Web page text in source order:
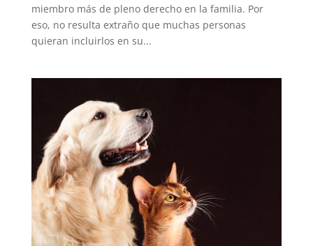
miembro más de pleno derecho en la familia. Por
eso, no resulta extraño que muchas personas
quieran incluirlos en su...